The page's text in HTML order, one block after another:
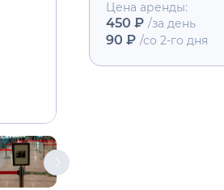
Цена аренды:
450 ₽ /за день
90 ₽ /со 2-го дня